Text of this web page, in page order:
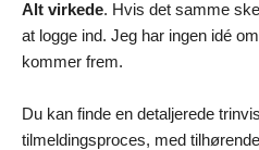
Alt virkede. Hvis det samme
at logge ind. Jeg har ingen idé
kommer frem.
Du kan finde en detaljerede
tilmeldingsproces, med